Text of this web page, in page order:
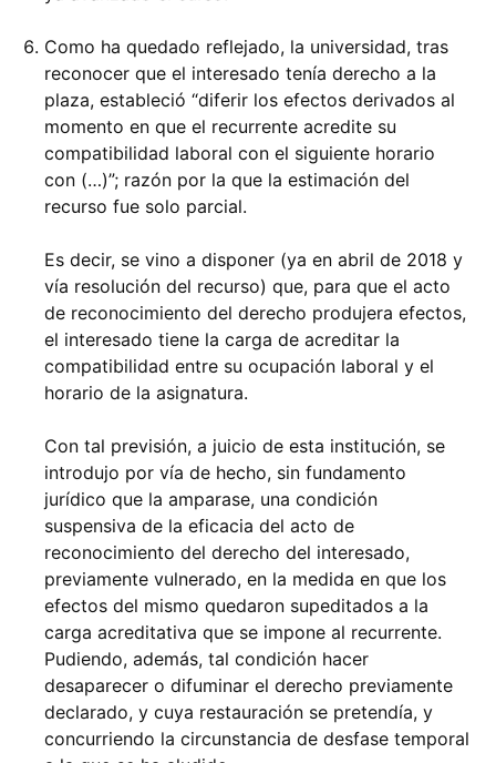
Como ha quedado reflejado, la universidad, tras
reconocer que el interesado tenía derecho a la
plaza, estableció diferir los efectos derivados al
momento en que el recurrente acredite su
compatibilidad laboral con el siguiente horario
con (…) ; razón por la que la estimación del
recurso fue solo parcial.
Es decir, se vino a disponer (ya en abril de 2018 y
vía resolución del recurso) que, para que el acto
de reconocimiento del derecho produjera efectos,
el interesado tiene la carga de acreditar la
compatibilidad entre su ocupación laboral y el
horario de la asignatura.
Con tal previsión, a juicio de esta institución, se
introdujo por vía de hecho, sin fundamento
jurídico que la amparase, una condición
suspensiva de la eficacia del acto de
reconocimiento del derecho del interesado,
previamente vulnerado, en la medida en que los
efectos del mismo quedaron supeditados a la
carga acreditativa que se impone al recurrente.
Pudiendo, además, tal condición hacer
desaparecer o difuminar el derecho previamente
declarado, y cuya restauración se pretendía, y
concurriendo la circunstancia de desfase temporal